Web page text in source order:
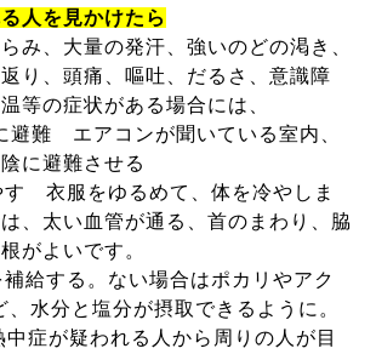
人を見かけたら
み、大量の発汗、強いのどの渇き、
り、頭痛、嘔吐、だるさ、意識障
等の症状がある場合には、
避難 エアコンが聞いている室内、
に避難させる
す 衣服をゆるめて、体を冷やしま
、太い血管が通る、首のまわり、脇
がよいです。
給する。ない場合はポカリやアク
、水分と塩分が摂取できるように。
症が疑われる人から周りの人が目